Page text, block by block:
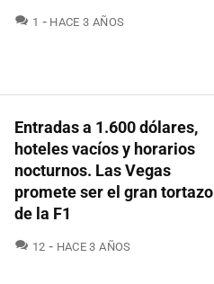
1 COMENTARIOS
HACE 3 AÑOS
Entradas a 1.600 dólares,
hoteles vacíos y horarios
nocturnos. Las Vegas
promete ser el gran tortazo
de la F1
12 COMENTARIOS
HACE 3 AÑOS